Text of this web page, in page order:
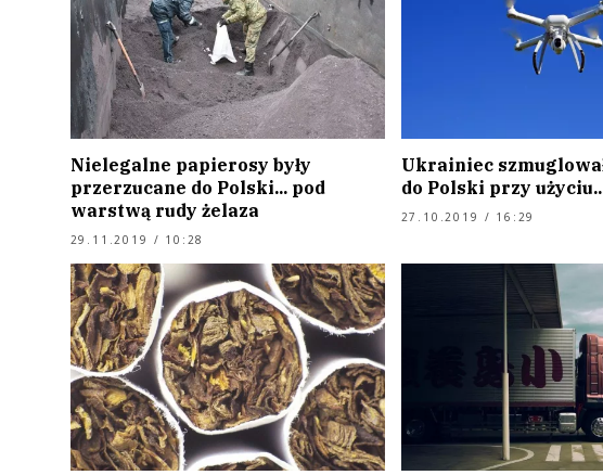
Nielegalne papierosy były
przerzucane do Polski... pod
warstwą rudy żelaza
29.11.2019 / 10:28
Ukrainiec
do Polski przy
27.10.2019 / 16:29